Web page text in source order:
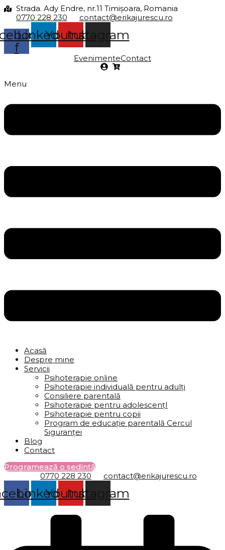
Strada. Ady Endre, nr.11 Timișoara, Romania
0770 228 230
contact@erikajurescu.ro
f
LinkedinYoutube
Instagram
EvenimenteContact
Menu
Acasă
Despre mine
Servicii
Psihoterapie online
Psihoterapie individuală pentru adulți
Consiliere parentală
Psihoterapie pentru adolescențI
Psihoterapie pentru copii
Program de educație parentală Cercul
Siguranței
Blog
Contact
Programează o ședință
0770 228 230
contact@erikajurescu.ro
LinkedinYoutube
Instagram